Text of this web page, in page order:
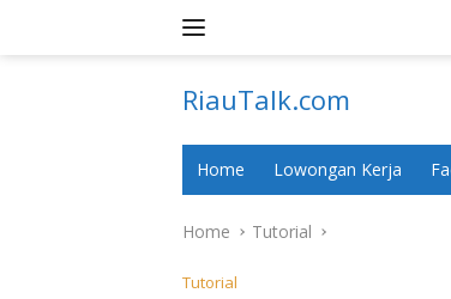
RiauTalk.com
Informasi
Home Lowongan Kerja
Home Tutorial
Tutorial